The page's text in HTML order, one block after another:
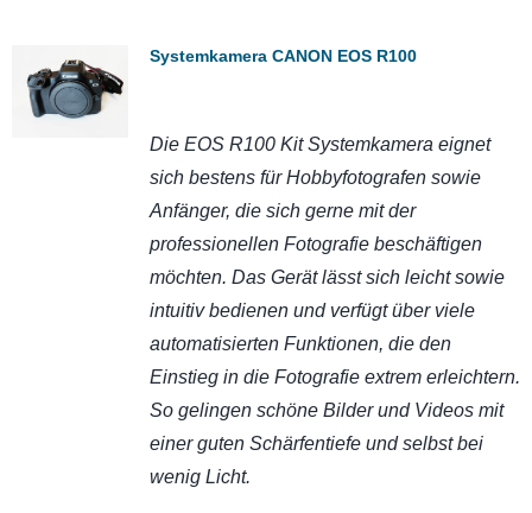
Systemkamera CANON EOS R100
Die EOS R100 Kit Systemkamera eignet
sich bestens für Hobbyfotografen sowie
Anfänger, die sich gerne mit der
professionellen Fotografie beschäftigen
möchten. Das Gerät lässt sich leicht sowie
intuitiv bedienen und verfügt über viele
automatisierten Funktionen, die den
Einstieg in die Fotografie extrem erleichtern.
So gelingen schöne Bilder und Videos mit
einer guten Schärfentiefe und selbst bei
wenig Licht.